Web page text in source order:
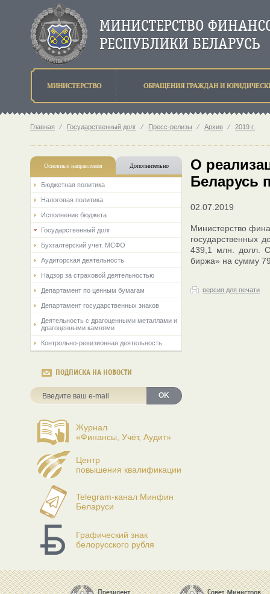
МИНИСТЕРСТВО ОБРАЩЕНИЯ ГРАЖДАН И
Главная ⁄ Государственный долг ⁄ Пресс-релизы ⁄ Архив ⁄ 2019 г.
Основные направления Дополнительно
Бюджетная политика
Налоговая политика
Исполнение бюджета
Государственный долг
Бухгалтерский учет. МСФО
Аудиторская деятельность
Надзор за страховой деятельностью
Департамент по ценным бумагам
Департамент государственных знаков
Деятельность с драгоценными металлами и
драгоценными камнями
Контрольно-ревизионная деятельность
ПОДПИСКА НА НОВОСТИ
OK
Журнал
«Финансы, Учёт, Аудит»
Центр
повышения квалификации
Telegram-канал Минфин
Беларуси
Графический знак
белорусского рубля
О
Беларусь
02.07.2019
Министерство
государственных
439,1 млн. долл.
биржа» на сумму
версия для печати